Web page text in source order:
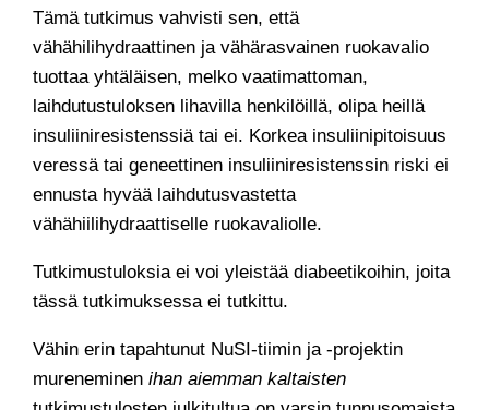
Tämä tutkimus vahvisti sen, että
vähähilihydraattinen ja vähärasvainen ruokavalio
tuottaa yhtäläisen, melko vaatimattoman,
laihdutustuloksen lihavilla henkilöillä, olipa heillä
insuliiniresistenssiä tai ei. Korkea insuliinipitoisuus
veressä tai geneettinen insuliiniresistenssin riski ei
ennusta hyvää laihdutusvastetta
vähähiilihydraattiselle ruokavaliolle.
Tutkimustuloksia ei voi yleistää diabeetikoihin, joita
tässä tutkimuksessa ei tutkittu.
Vähin erin tapahtunut NuSI-tiimin ja -projektin
mureneminen ihan aiemman kaltaisten